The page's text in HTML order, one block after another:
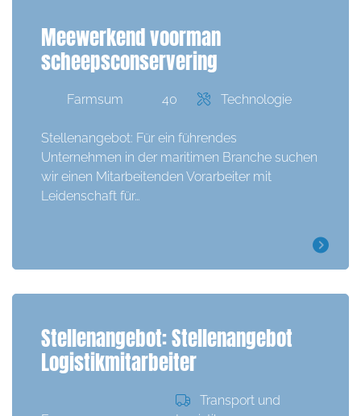
Meewerkend voorman
scheepsconservering
Farmsum 40 Technologie
Stellenangebot: Für ein führendes
Unternehmen in der maritimen Branche suchen
wir einen Mitarbeitenden Vorarbeiter mit
Leidenschaft für…
Stellenangebot: Stellenangebot
Logistikmitarbeiter
Transport und